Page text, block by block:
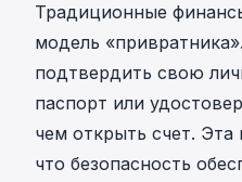
Традиционные
модель
подтвердить свою
паспорт или
чем открыть счет. Эта
что безопасность